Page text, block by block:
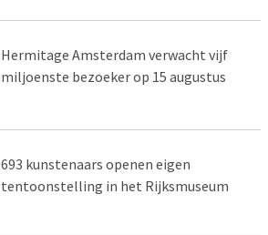
Hermitage Amsterdam verwacht vijf
miljoenste bezoeker op 15 augustus
693 kunstenaars openen eigen
tentoonstelling in het Rijksmuseum